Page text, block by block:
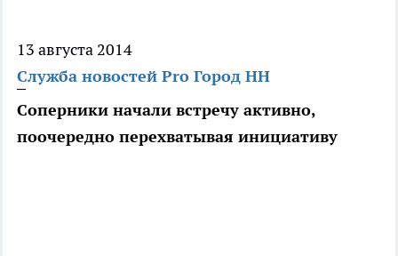
13 августа 2014
Служба новостей Pro Город НН
Соперники начали встречу активно,
поочередно перехватывая инициативу